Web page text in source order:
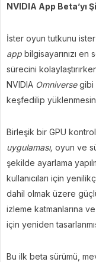
NVIDIA App Beta’yı
İster oyun tutkunu
app bilgisayarınızı
sürecini
NVIDIA Omniversegibi
keşfedilip
Birleşik bir GPU
uygulaması, oyun ve
şekilde ayarlama
kullanıcıları için
dahil olmak üzere
izleme katmanlarına
için yeniden
Bu ilk beta sürümü,